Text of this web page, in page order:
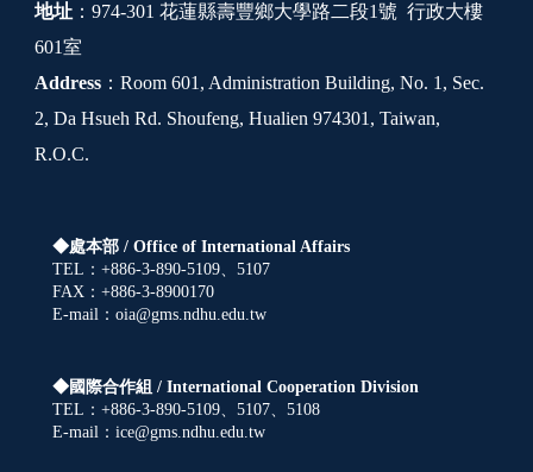
地址 ：974-301 花蓮縣壽豐鄉大學路二段1號 行政大樓
601室
Address ：Room 601, Administration Building, No. 1, Sec.
2, Da Hsueh Rd. Shoufeng, Hualien 974301, Taiwan,
R.O.C.
◆處本部 / Office of International Affairs
TEL：+886-3-890-5109、5107
FAX：+886-3-8900170
E-mail：oia@gms.ndhu.edu.tw
◆國際合作組 / International Cooperation Division
TEL：+886-3-890-5109、5107、5108
E-mail：ice@gms.ndhu.edu.tw